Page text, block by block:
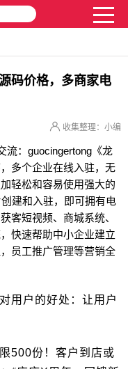
码价格，多商家电
收集整理：小编
流：guocingertong《龙
多个企业在线入驻，无
轻松和容易使用强大的
建和入驻，即可拥有电
客短视频、商城系统、
快速帮助中小企业建立
员工推广管理等营销全
用户的好处：让用户
500份！客户到店或